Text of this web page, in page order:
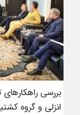
بررسی
انزلی و گروه